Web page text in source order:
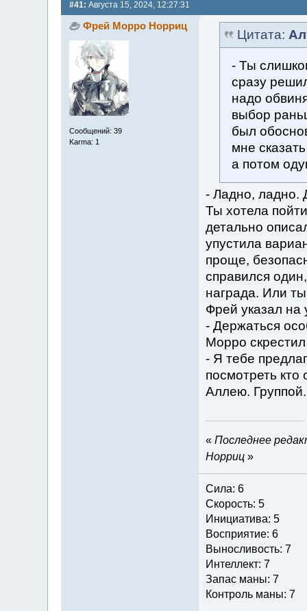
#41: Августа 15, 2024, 12:27:31
Фрей Морро Норриц
Сообщений: 39
Karma: 1
Цитата:
- Ты
сразу
надо
выбор
был
мне
а потом
- Ладно, ладно.
Ты хотела
детально
упустила
проще,
справился
награда. Или
Фрей указал на
- Держаться
Морро скрестил
- Я тебе
посмотреть
Аллею. Группой.
« Последнее
Норриц»
Сила: 6
Скорость: 5
Инициатива: 5
Восприятие: 6
Выносливость: 7
Интеллект: 7
Запас маны: 7
Контроль маны: 7